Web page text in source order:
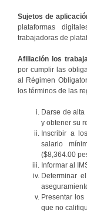
Sujetos de
plataformas
trabajadoras de
Afiliación los
por cumplir las
al Régimen
los términos de las
Darse de alta
y obtener su
Inscribir a
salario
($8,364.00
Informar al
Determinar
Presentar
que no